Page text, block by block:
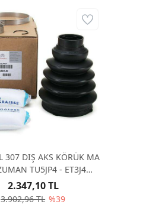
307 DIŞ AKS KÖRÜK MA
TU5JP4 - ET3J4
329320
3.902,96 TL %39
2.347,10 TL